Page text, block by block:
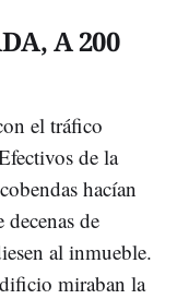
A 200
el tráfico
de la
hacían
de
al inmueble.
miraban la